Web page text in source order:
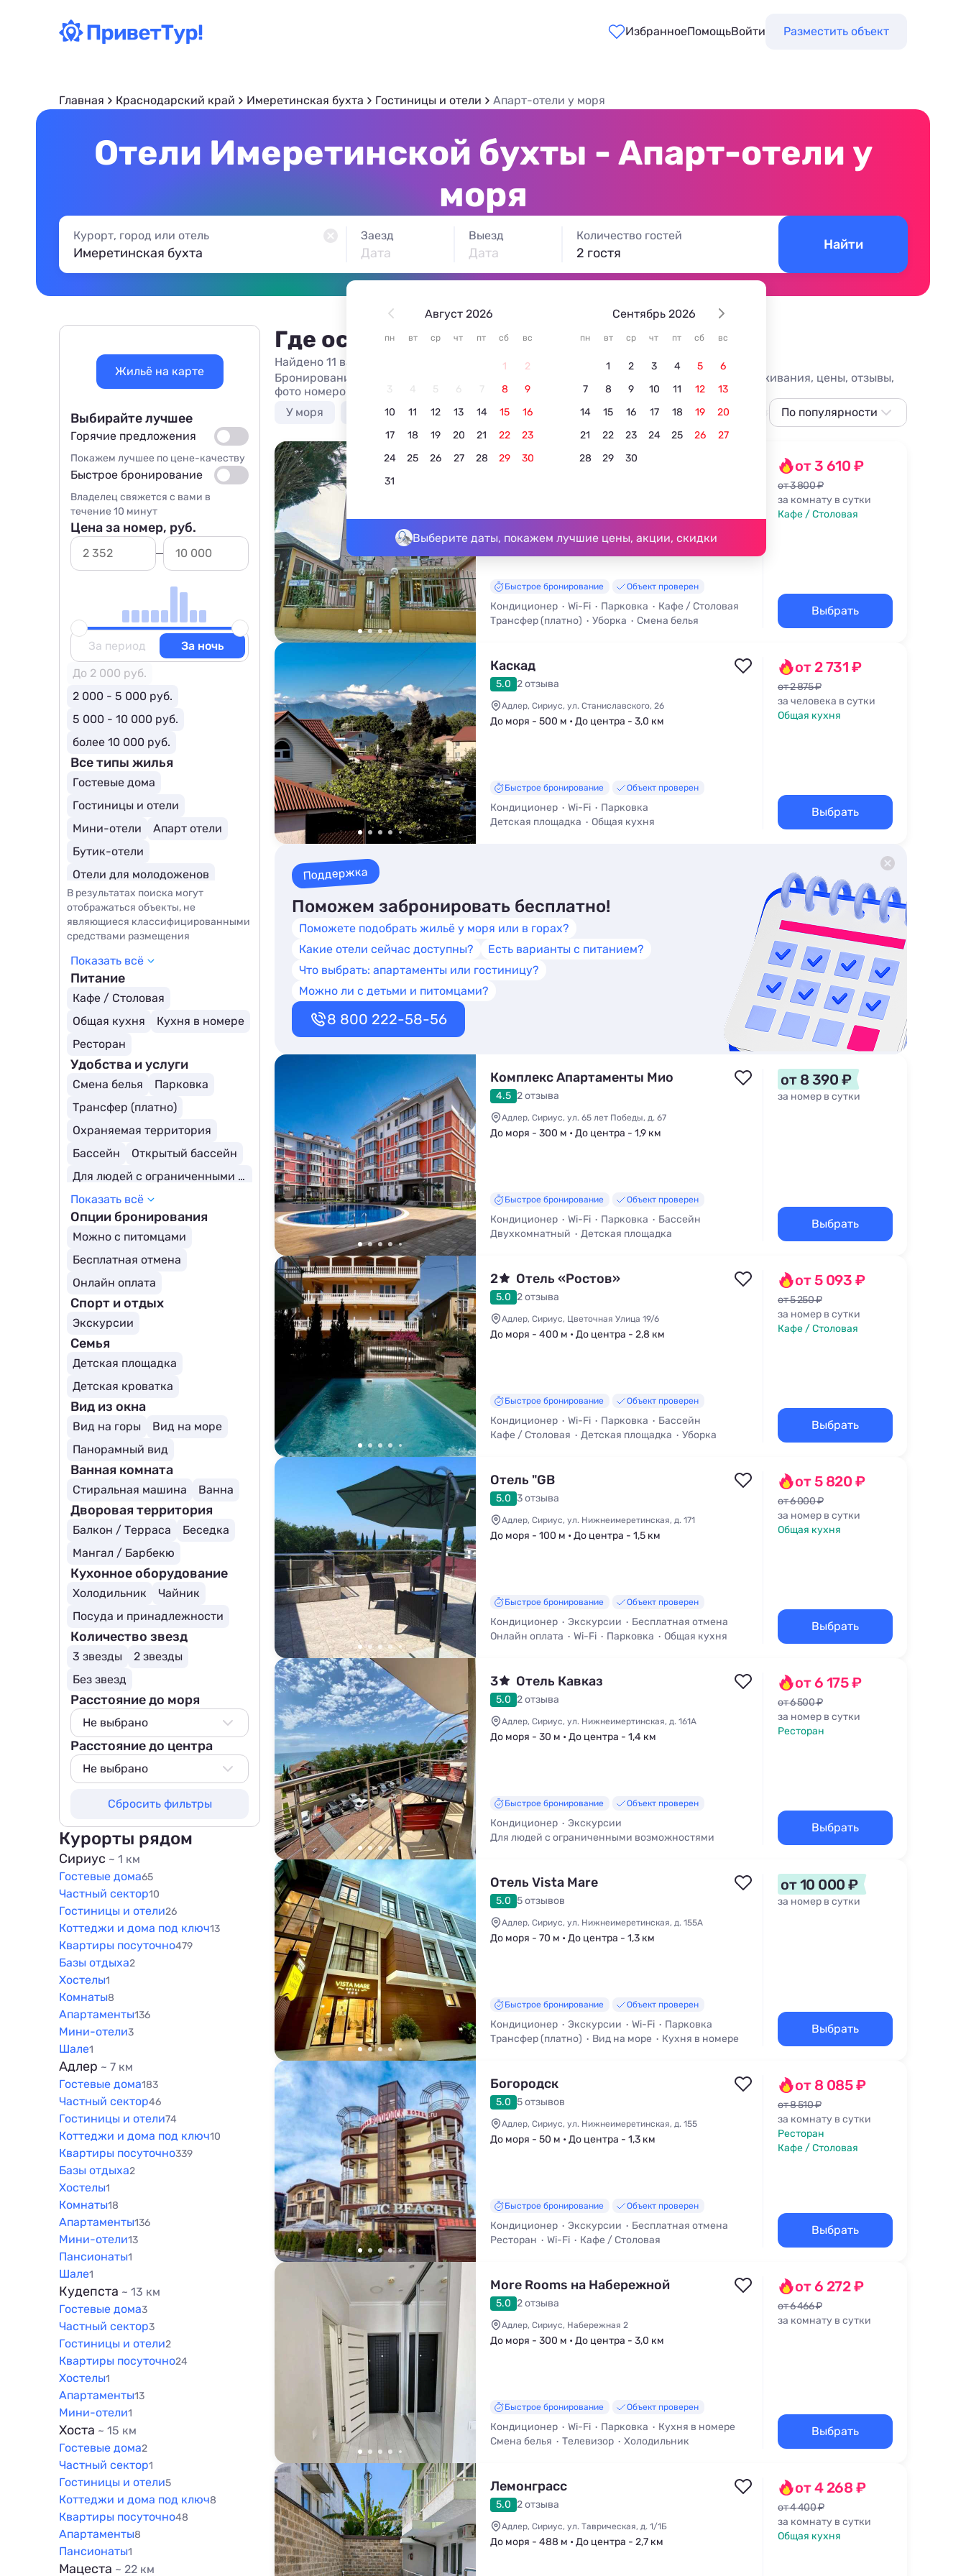
ИзбранноеПомощьВойти Разместить объект
Главная Краснодарский край Имеретинская бухта Гостиницы и отели Апарт-отели у моря
Отели Имеретинской бухты - Апарт-отели у
моря
Курорт, город или отель Заезд
Дата
Выезд
Дата
Август 2026
пн вт ср чт пт сб вс
1
2
3
4 5 6 7 8
9
10
11 12 13 14 15
16
17
18 19 20 21 22
23
24
25 26 27 28 29
30
31
Сентябрь 2026
пн вт ср чт пт сб вс
1 2 3 4 5
6
7
8 9 10 11 12
13
14
15 16 17 18 19
20
21
22 23 24 25 26
27
28
29 30
Выберите даты, покажем лучшие цены, акции, скидки
Количество гостей
2 гостя
Найти
Где остановиться в Имеретинской бухте
Найдено 11 вариантов жилья из 11
Бронирование апарт-отелей в Имеретинской бухте у моря в 2026. Все услуги для проживания, цены, отзывы,
фото номеров, отдых без посредников.
У моря
У моря недорого С бассейном Недорого С питанием Для отдыха с детьми
По популярности
Сначала дешевле
Сначала дороже
Ближе к морю
Севан
До моря - 200 м • До центра - 2,6 км
Быстрое бронирование Объект проверен
Кондиционер Wi-Fi Парковка
Кафе / Столовая
Трансфер (платно)
Уборка Смена белья
от 3 610 ₽
от 3 800 ₽
за комнату в сутки
Кафе / Столовая
Выбрать
Каскад
5.0 2 отзыва
Адлер, Сириус, ул. Станиславского, 26
До моря - 500 м • До центра - 3,0 км
Быстрое бронирование Объект проверен
Кондиционер Wi-Fi
Парковка
Детская площадка
Общая кухня
от 2 731 ₽
от 2 875 ₽
за человека в сутки
Общая кухня
Выбрать
Поддержка
Поможем забронировать бесплатно!
Поможете подобрать жильё у моря или в горах?
Какие отели сейчас доступны?
Есть варианты с питанием?
Что выбрать: апартаменты или гостиницу?
Можно ли с детьми и питомцами?
8 800 222-58-56
Комплекс Апартаменты Мио
4.5 2 отзыва
Адлер, Сириус, ул. 65 лет Победы, д. 67
До моря - 300 м • До центра - 1,9 км
Быстрое бронирование Объект проверен
Кондиционер Wi-Fi Парковка
Бассейн
Двухкомнатный
Детская площадка
от 8 390 ₽
за номер в сутки
Выбрать
2 Отель «Ростов»
5.0 2 отзыва
Адлер, Сириус, Цветочная Улица 19/6
До моря - 400 м • До центра - 2,8 км
Быстрое бронирование Объект проверен
Кондиционер Wi-Fi Парковка
Бассейн
Кафе / Столовая
Детская площадка Уборка
от 5 093 ₽
от 5 250 ₽
за номер в сутки
Кафе / Столовая
Выбрать
Отель "GB
5.0 3 отзыва
Адлер, Сириус, ул. Нижнеимеретинская, д. 171
До моря - 100 м • До центра - 1,5 км
Быстрое бронирование Объект проверен
Кондиционер Экскурсии
Бесплатная отмена
Онлайн оплата
Wi-Fi Парковка Общая кухня
от 5 820 ₽
от 6 000 ₽
за номер в сутки
Общая кухня
Выбрать
3 Отель Кавказ
5.0 2 отзыва
Адлер, Сириус, ул. Нижнеимертинская, д. 161А
До моря - 30 м • До центра - 1,4 км
Быстрое бронирование Объект проверен
Кондиционер
Экскурсии
Для людей с ограниченными возможностями
от 6 175 ₽
от 6 500 ₽
за номер в сутки
Ресторан
Выбрать
Отель Vista Mare
5.0 5 отзывов
Адлер, Сириус, ул. Нижнеимеретинская, д. 155А
До моря - 70 м • До центра - 1,3 км
Быстрое бронирование Объект проверен
Кондиционер Экскурсии Wi-Fi
Парковка
Трансфер (платно)
Вид на море Кухня в номере
от 10 000 ₽
за номер в сутки
Выбрать
Богородск
5.0 5 отзывов
Адлер, Сириус, ул. Нижнеимеретинская, д. 155
До моря - 50 м • До центра - 1,3 км
Быстрое бронирование Объект проверен
Кондиционер Экскурсии
Бесплатная отмена
Ресторан
Wi-Fi
Кафе / Столовая
от 8 085 ₽
от 8 510 ₽
за комнату в сутки
Ресторан
Кафе / Столовая
Выбрать
More Rooms на Набережной
5.0 2 отзыва
Адлер, Сириус, Набережная 2
До моря - 300 м • До центра - 3,0 км
Быстрое бронирование Объект проверен
Кондиционер Wi-Fi Парковка
Кухня в номере
Смена белья
Телевизор Холодильник
от 6 272 ₽
от 6 466 ₽
за комнату в сутки
Выбрать
Лемонграсс
5.0 2 отзыва
Адлер, Сириус, ул. Таврическая, д. 1/1Б
До моря - 488 м • До центра - 2,7 км
от 4 268 ₽
от 4 400 ₽
за комнату в сутки
Общая кухня
Жильё на карте
Выбирайте лучшее
Горячие предложения
Покажем лучшее по цене-качеству
Быстрое бронирование
Владелец свяжется с вами в
течение 10 минут
Цена за номер, руб.
За период
За ночь
До 2 000 руб.
2 000 - 5 000 руб.
5 000 - 10 000 руб.
более 10 000 руб.
Все типы жилья
Гостевые дома
Гостиницы и отели
Мини-отели
Апарт отели
Бутик-отели
Отели для молодоженов
Курортные отели
В результатах поиска могут
отображаться объекты, не
являющиеся классифицированными
средствами размещения
Показать всё
Питание
Кафе / Столовая
Общая кухня
Кухня в номере
Ресторан
Удобства и услуги
Смена белья
Парковка
Трансфер (платно)
Охраняемая территория
Бассейн
Открытый бассейн
Для людей с ограниченными возможностями
Показать всё
Опции бронирования
Можно с питомцами
Бесплатная отмена
Онлайн оплата
Спорт и отдых
Экскурсии
Семья
Детская площадка
Детская кроватка
Вид из окна
Вид на горы
Вид на море
Панорамный вид
Ванная комната
Стиральная машина Ванна
Дворовая территория
Балкон / Терраса
Беседка
Мангал / Барбекю
Кухонное оборудование
Холодильник
Чайник
Посуда и принадлежности
Количество звезд
3 звезды
2 звезды
Без звезд
Расстояние до моря
Не выбрано
Не выбрано
50 м
200 м
500 м
800 м
1000 м
1500 м
Расстояние до центра
Не выбрано
Сбросить фильтры
Курорты рядом
Сириус ~ 1 км
Гостевые дома65
Частный сектор10
Гостиницы и отели26
Коттеджи и дома под ключ13
Квартиры посуточно479
Базы отдыха2
Хостелы1
Комнаты8
Апартаменты136
Мини-отели3
Шале1
Адлер ~ 7 км
Гостевые дома183
Частный сектор46
Гостиницы и отели74
Коттеджи и дома под ключ10
Квартиры посуточно339
Базы отдыха2
Хостелы1
Комнаты18
Апартаменты136
Мини-отели13
Пансионаты1
Шале1
Кудепста ~ 13 км
Гостевые дома3
Частный сектор3
Гостиницы и отели2
Квартиры посуточно24
Хостелы1
Апартаменты13
Мини-отели1
Хоста ~ 15 км
Гостевые дома2
Частный сектор1
Гостиницы и отели5
Коттеджи и дома под ключ8
Квартиры посуточно48
Апартаменты8
Пансионаты1
Мацеста ~ 22 км